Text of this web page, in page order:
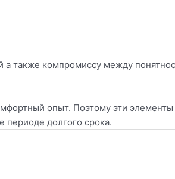
а также компромиссу между
опыт. Поэтому эти
периоде долгого срока.